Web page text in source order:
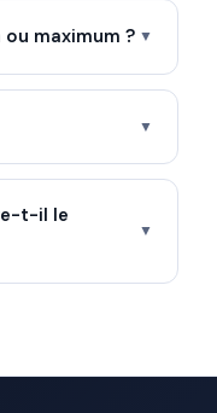
maximum ? ▼
▼
t-il le
▼